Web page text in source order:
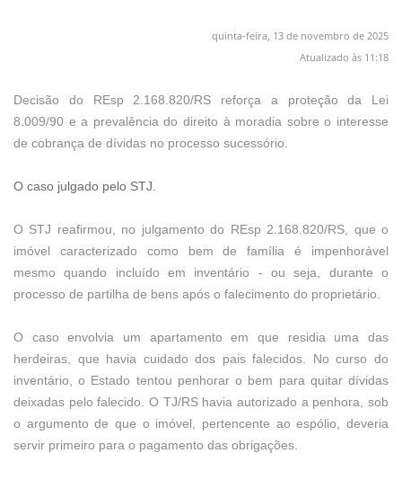
quinta-feira, 13 de novembro de 2025
Atualizado às 11:18
Decisão do REsp 2.168.820/RS reforça a proteção da Lei
8.009/90 e a prevalência do direito à moradia sobre o interesse
de cobrança de dívidas no processo sucessório.
O caso julgado pelo STJ.
O STJ reafirmou, no julgamento do REsp 2.168.820/RS, que o
imóvel caracterizado como bem de família é impenhorável
mesmo quando incluído em inventário - ou seja, durante o
processo de partilha de bens após o falecimento do proprietário.
O caso envolvia um apartamento em que residia uma das
herdeiras, que havia cuidado dos pais falecidos. No curso do
inventário, o Estado tentou penhorar o bem para quitar dívidas
deixadas pelo falecido. O TJ/RS havia autorizado a penhora, sob
o argumento de que o imóvel, pertencente ao espólio, deveria
servir primeiro para o pagamento das obrigações.